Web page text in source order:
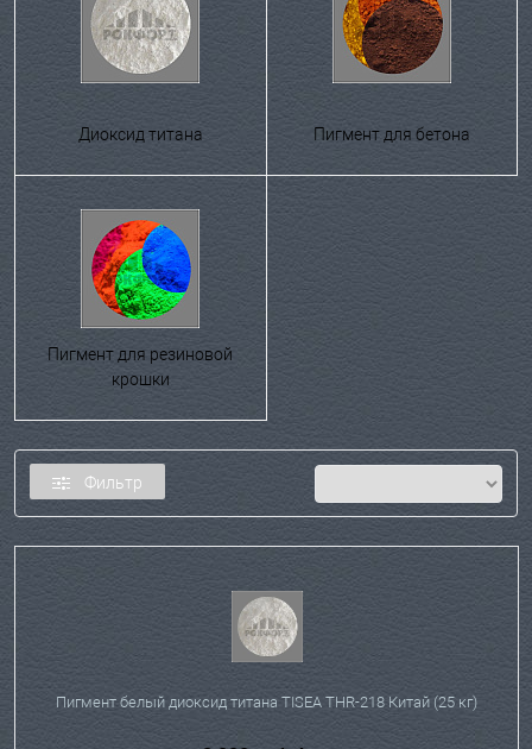
Диоксид титана Пигмент для бетона
Пигмент для резиновой
крошки
Фильтр
Пигмент белый диоксид титана TISEA THR-218 Китай (25 кг)